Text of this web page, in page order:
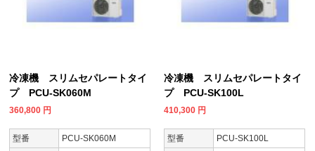
冷凍機 スリムセパレートタイ
プ PCU-SK060M
360,800 円
型番
PCU-SK060M
冷凍機 スリムセパレートタイ
プ PCU-SK100L
410,300 円
型番
PCU-SK100L